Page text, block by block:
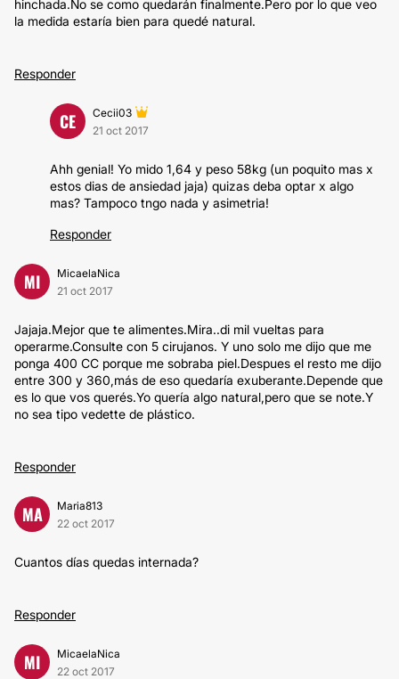
hinchada.No se como quedarán finalmente.Pero por lo que veo
la medida estaría bien para quedé natural.
Responder
CE
Cecii03
21 oct 2017
Ahh genial! Yo mido 1,64 y peso 58kg (un poquito mas x
estos dias de ansiedad jaja) quizas deba optar x algo
mas? Tampoco tngo nada y asimetria!
Responder
MI
MicaelaNica
21 oct 2017
Jajaja.Mejor que te alimentes.Mira..di mil vueltas para
operarme.Consulte con 5 cirujanos. Y uno solo me dijo que me
ponga 400 CC porque me sobraba piel.Despues el resto me dijo
entre 300 y 360,más de eso quedaría exuberante.Depende que
es lo que vos querés.Yo quería algo natural,pero que se note.Y
no sea tipo vedette de plástico.
Responder
MA
Maria813
22 oct 2017
Cuantos días quedas internada?
Responder
MI
MicaelaNica
22 oct 2017